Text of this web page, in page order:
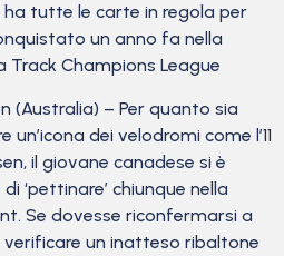
ha tutte le carte in regola per
un anno fa nella
Track Champions League
(Australia) – Per quanto sia
dei velodromi come l’11
il giovane canadese si è
‘pettinare’ chiunque nella
Se dovesse riconfermarsi a
verificare un inatteso ribaltone